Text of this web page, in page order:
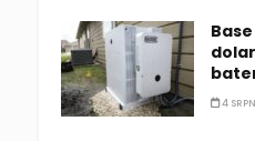
4